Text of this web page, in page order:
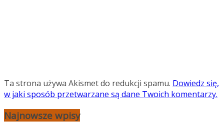
Ta strona używa Akismet do redukcji spamu. Dowiedz się,
w jaki sposób przetwarzane są dane Twoich komentarzy.
Najnowsze wpisy